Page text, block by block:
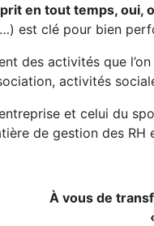
en tout temps, oui,
est clé pour bien
des activités que
activités
et celui du
de gestion des RH
À vous de